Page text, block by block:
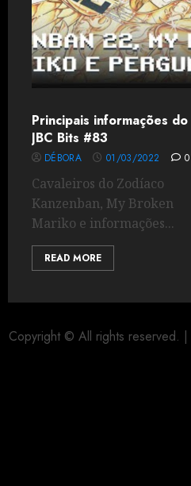
Principais informações do
JBC Bits #83
DÉBORA 01/03/2022 0
Cavaleiros do Zodíaco
Kanzenban, My Broken
Mariko e informações...
READ MORE
Copyright © All rights reserved. |